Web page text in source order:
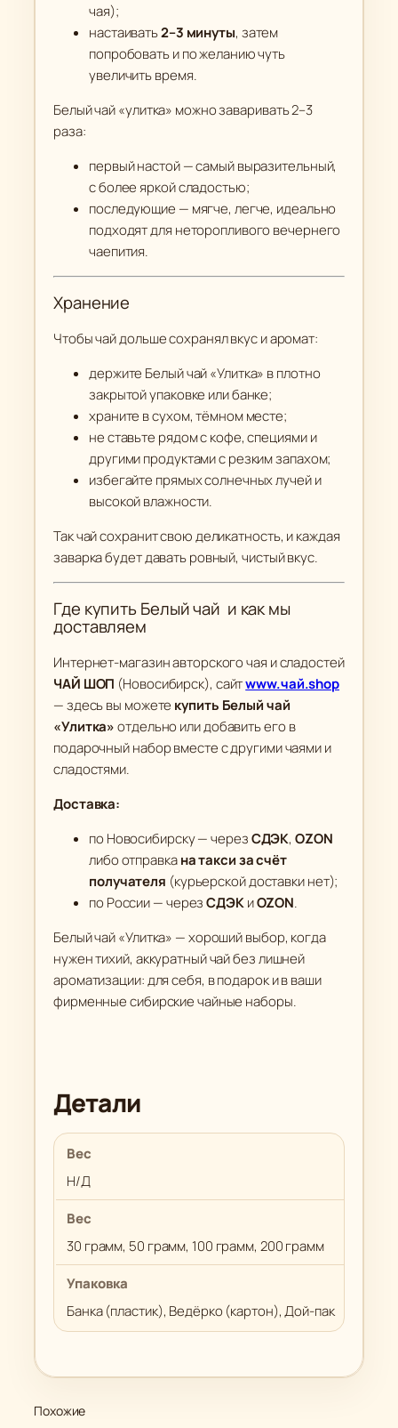
чая);
настаивать2–3 минуты, затем
попробовать и по желанию чуть
увеличить время.
Белый чай «улитка» можно заваривать 2–3
раза:
первый настой — самый выразительный,
с более яркой сладостью;
последующие — мягче, легче, идеально
подходят для неторопливого вечернего
чаепития.
Хранение
Чтобы чай дольше сохранял вкус и аромат:
держите Белый чай «Улитка» в плотно
закрытой упаковке или банке;
храните в сухом, тёмном месте;
не ставьте рядом с кофе, специями и
другими продуктами с резким запахом;
избегайте прямых солнечных лучей и
высокой влажности.
Так чай сохранит свою деликатность, и каждая
заварка будет давать ровный, чистый вкус.
Где купить Белый чай и как мы
доставляем
Интернет-магазин авторского чая и сладостей
ЧАЙ ШОП (Новосибирск), сайтwww.чай.shop
— здесь вы можете купить Белый чай
«Улитка»отдельно или добавить его в
подарочный набор вместе с другими чаями и
сладостями.
Доставка:
по Новосибирску — черезСДЭК,OZON
либо отправкана такси за счёт
получателя (курьерской доставки нет);
по России — черезСДЭКиOZON.
Белый чай «Улитка» — хороший выбор, когда
нужен тихий, аккуратный чай без лишней
ароматизации: для себя, в подарок и в ваши
фирменные сибирские чайные наборы.
Детали
Вес
Н/Д
Вес
30 грамм, 50 грамм, 100 грамм, 200 грамм
Упаковка
Банка (пластик), Ведёрко (картон), Дой-пак
Похожие